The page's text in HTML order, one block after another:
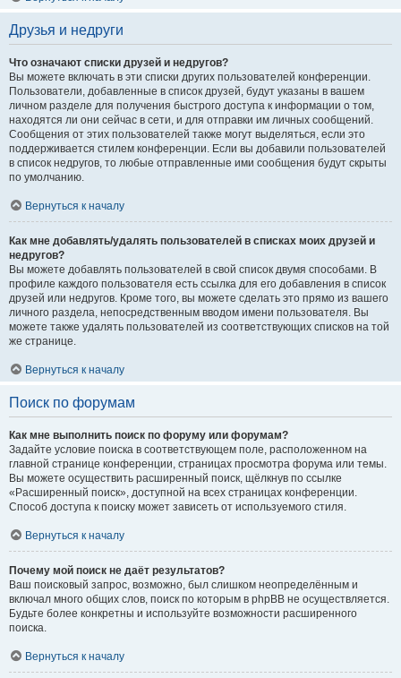
Друзья и недруги
Что означают списки друзей и недругов?
Вы можете включать в эти списки других пользователей конференции.
Пользователи, добавленные в список друзей, будут указаны в вашем
личном разделе для получения быстрого доступа к информации о том,
находятся ли они сейчас в сети, и для отправки им личных сообщений.
Сообщения от этих пользователей также могут выделяться, если это
поддерживается стилем конференции. Если вы добавили пользователей
в список недругов, то любые отправленные ими сообщения будут скрыты
по умолчанию.
Вернуться к началу
Как мне добавлять/удалять пользователей в списках моих друзей и
недругов?
Вы можете добавлять пользователей в свой список двумя способами. В
профиле каждого пользователя есть ссылка для его добавления в список
друзей или недругов. Кроме того, вы можете сделать это прямо из вашего
личного раздела, непосредственным вводом имени пользователя. Вы
можете также удалять пользователей из соответствующих списков на той
же странице.
Вернуться к началу
Поиск по форумам
Как мне выполнить поиск по форуму или форумам?
Задайте условие поиска в соответствующем поле, расположенном на
главной странице конференции, страницах просмотра форума или темы.
Вы можете осуществить расширенный поиск, щёлкнув по ссылке
«Расширенный поиск», доступной на всех страницах конференции.
Способ доступа к поиску может зависеть от используемого стиля.
Вернуться к началу
Почему мой поиск не даёт результатов?
Ваш поисковый запрос, возможно, был слишком неопределённым и
включал много общих слов, поиск по которым в phpBB не осуществляется.
Будьте более конкретны и используйте возможности расширенного
поиска.
Вернуться к началу